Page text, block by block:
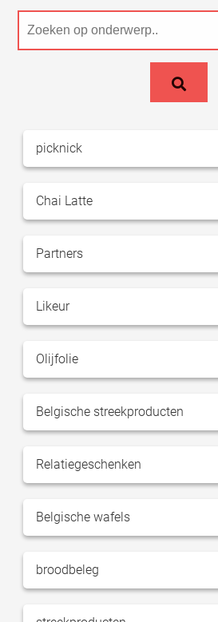
picknick
Chai Latte
Partners
Likeur
Olijfolie
Belgische streekproducten
Relatiegeschenken
Belgische wafels
broodbeleg